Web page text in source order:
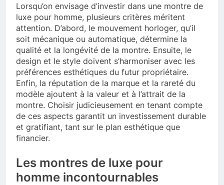
Lorsqu’on envisage d’investir dans une montre de
luxe pour homme, plusieurs critères méritent
attention. D’abord, le mouvement horloger, qu’il
soit mécanique ou automatique, détermine la
qualité et la longévité de la montre. Ensuite, le
design et le style doivent s’harmoniser avec les
préférences esthétiques du futur propriétaire.
Enfin, la réputation de la marque et la rareté du
modèle ajoutent à la valeur et à l’attrait de la
montre. Choisir judicieusement en tenant compte
de ces aspects garantit un investissement durable
et gratifiant, tant sur le plan esthétique que
financier.
Les montres de luxe pour
homme incontournables